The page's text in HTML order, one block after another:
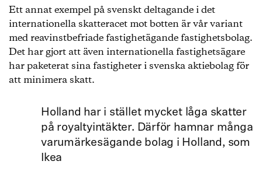
Ett annat exempel på svenskt deltagande i det
internationella skatteracet mot botten är vår variant
med reavinstbefriade fastighetägande fastighetsbolag.
Det har gjort att även internationella fastighetsägare
har paketerat sina fastigheter i svenska aktiebolag för
att minimera skatt.
Holland har i stället mycket låga skatter
på royaltyintäkter. Därför hamnar många
varumärkesägande bolag i Holland, som
Ikea